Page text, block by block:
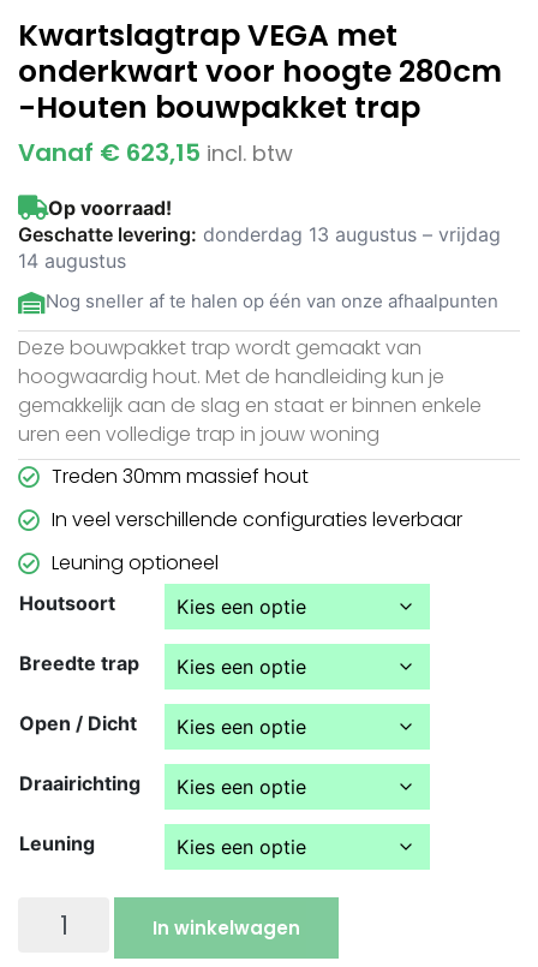
Kwartslagtrap VEGA met
onderkwart voor hoogte 280cm
-Houten bouwpakket trap
Vanaf € 623,15 incl. btw
Op voorraad!
Geschatte levering: donderdag 13 augustus – vrijdag
14 augustus
Nog sneller af te halen op één van onze afhaalpunten
Deze bouwpakket trap wordt gemaakt van
hoogwaardig hout. Met de handleiding kun je
gemakkelijk aan de slag en staat er binnen enkele
uren een volledige trap in jouw woning
Treden 30mm massief hout
In veel verschillende configuraties leverbaar
Leuning optioneel
Houtsoort
Breedte trap
Open / Dicht
Draairichting
Leuning
In winkelwagen